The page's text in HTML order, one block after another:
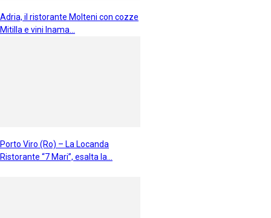
Adria, il ristorante Molteni con cozze
Mitilla e vini Inama...
Porto Viro (Ro) – La Locanda
Ristorante “7 Mari”, esalta la...